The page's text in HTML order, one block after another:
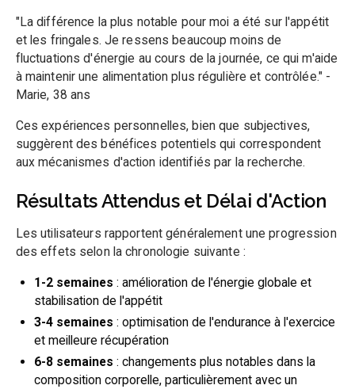
"La différence la plus notable pour moi a été sur l'appétit
et les fringales. Je ressens beaucoup moins de
fluctuations d'énergie au cours de la journée, ce qui m'aide
à maintenir une alimentation plus régulière et contrôlée." -
Marie, 38 ans
Ces expériences personnelles, bien que subjectives,
suggèrent des bénéfices potentiels qui correspondent
aux mécanismes d'action identifiés par la recherche.
Résultats Attendus et Délai d'Action
Les utilisateurs rapportent généralement une progression
des effets selon la chronologie suivante :
1-2 semaines : amélioration de l'énergie globale et
stabilisation de l'appétit
3-4 semaines : optimisation de l'endurance à l'exercice
et meilleure récupération
6-8 semaines : changements plus notables dans la
composition corporelle, particulièrement avec un